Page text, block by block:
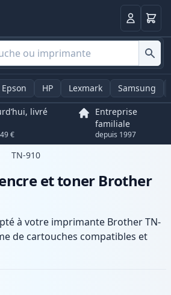
Panier
Epson HP Lexmark Samsung
livré
€
Entreprise
familiale
depuis 1997
TN-910
et toner Brother
à votre imprimante Brother TN-
de cartouches compatibles et
d’une qualité d’impression